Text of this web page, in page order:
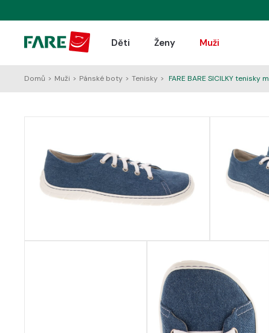
Děti Ženy Muži
Domů > Muži > Pánské boty > Tenisky > FARE BARE SICILKY tenisky